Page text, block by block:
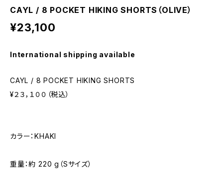
CAYL / 8 POCKET HIKING SHORTS（OLIVE）
¥23,100
International shipping available
CAYL / 8 POCKET HIKING SHORTS
¥２３，１００（税込）
カラー：KHAKI
重量：約 220 g（Sサイズ）